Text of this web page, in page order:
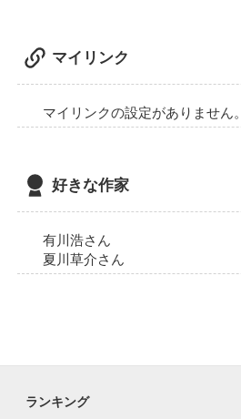
マイリンク
マイリンクの設定がありません。
好きな作家
有川浩さん
夏川草介さん
ランキング